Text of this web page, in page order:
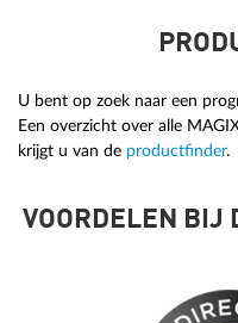
U bent op zoek naar een
Een overzicht over alle
krijgt u van de productfinder.
VOORDELEN BIJ